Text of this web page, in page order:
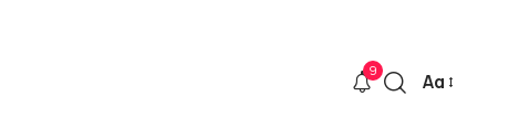
9
Font
Αα